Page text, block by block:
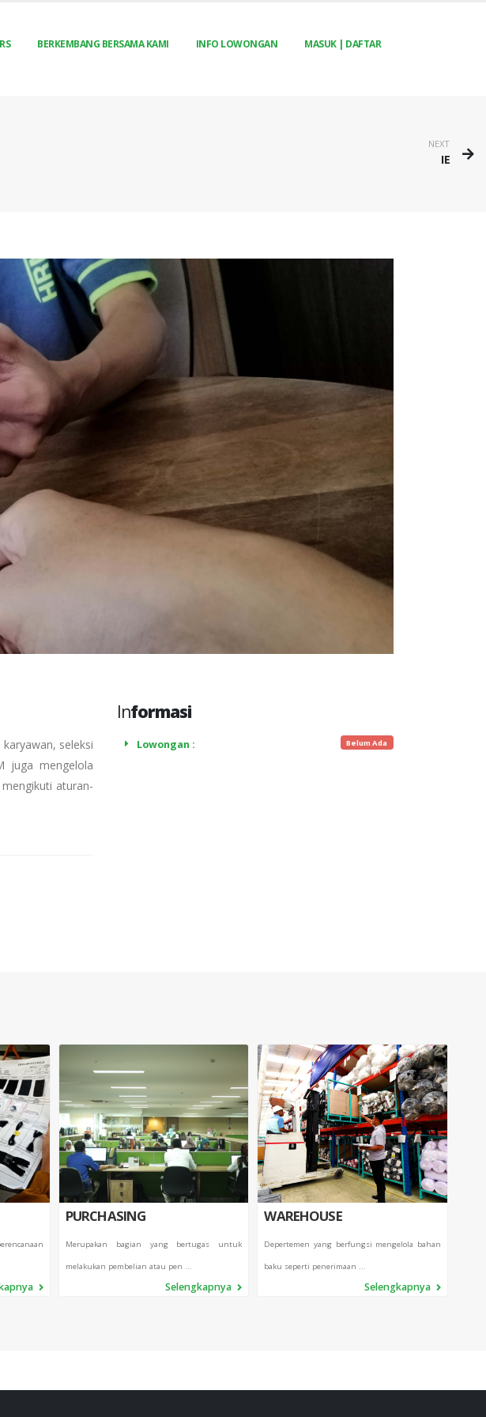
BERKEMBANG BERSAMA KAMI INFO LOWONGAN MASUK | DAFTAR
NEXT
IE
seleksi
juga mengelola
aturan-
Informasi
Lowongan : Belum Ada
PURCHASING
Merupakan bagian yang bertugas untuk
melakukan pembelian atau pen ...
Selengkapnya
WAREHOUSE
Depertemen yang berfungsi mengelola bahan
baku seperti penerimaan ...
Selengkapnya